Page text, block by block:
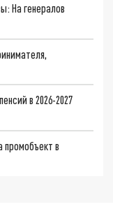
На генералов
в 2026-2027
промобъект в